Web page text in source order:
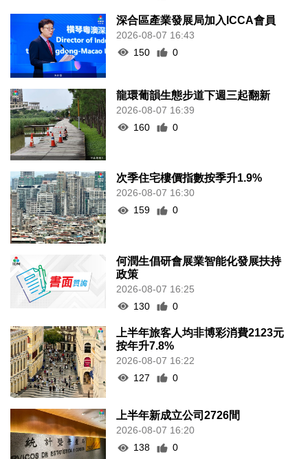
深合區產業發展局加入ICCA會員
2026-08-07 16:43
150
0
龍環葡韻生態步道下週三起翻新
2026-08-07 16:39
160
0
次季住宅樓價指數按季升1.9%
2026-08-07 16:30
159
0
何潤生倡研會展業智能化發展扶持
政策
2026-08-07 16:25
130
0
上半年旅客人均非博彩消費2123元
按年升7.8%
2026-08-07 16:22
127
0
上半年新成立公司2726間
2026-08-07 16:20
138
0